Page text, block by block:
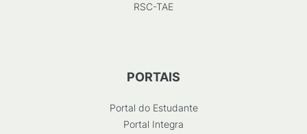
RSC-TAE
PORTAIS
Portal do Estudante
Portal Integra